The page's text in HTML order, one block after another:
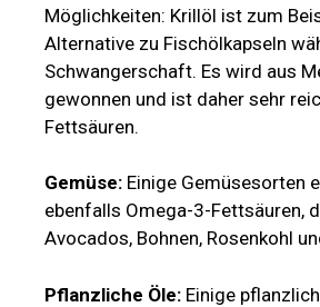
Möglichkeiten: Krillöl ist zum
Alternative zu Fischölkapseln
Schwangerschaft. Es wird aus
gewonnen und ist daher sehr
Fettsäuren.
Gemüse: Einige Gemüsesorten
ebenfalls Omega-3-Fettsäuren,
Avocados, Bohnen, Rosenkohl
Pflanzliche Öle: Einige